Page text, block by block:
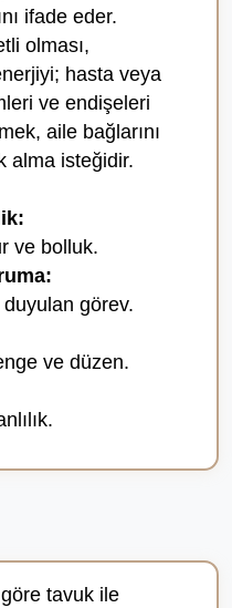
ifade eder.
olması,
hasta veya
ve endişeleri
aile bağlarını
alma isteğidir.
ve bolluk.
görev.
ve düzen.
tavuk ile